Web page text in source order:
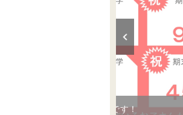
生徒のみんなの頑張りです！